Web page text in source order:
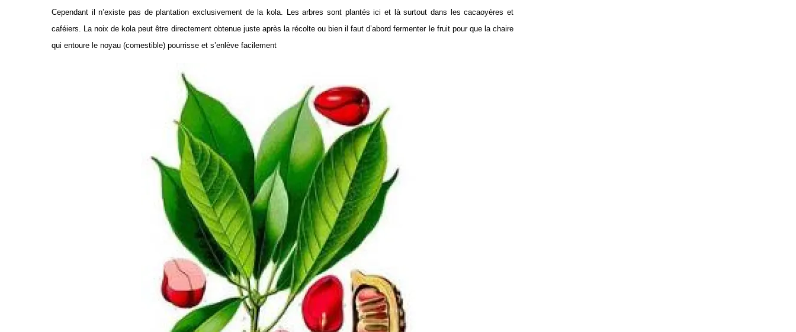
Cependant il n’existe pas de plantation exclusivement de la kola. Les arbres sont plantés ici et là surtout dans les cacaoyères et
caféiers. La noix de kola peut être directement obtenue juste après la récolte ou bien il faut d’abord fermenter le fruit pour que la chaire
qui entoure le noyau (comestible) pourrisse et s’enlève facilement